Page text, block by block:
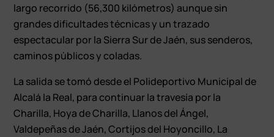
largo recorrido (56,300 kilómetros) aunque sin
grandes dificultades técnicas y un trazado
espectacular por la Sierra Sur de Jaén, sus senderos,
caminos públicos y coladas.
La salida se tomó desde el Polideportivo Municipal de
Alcalá la Real, para continuar la travesía por la
Charilla, Hoya de Charilla, Llanos del Ángel,
Valdepeñas de Jaén, Cortijos del Hoyoncillo, La